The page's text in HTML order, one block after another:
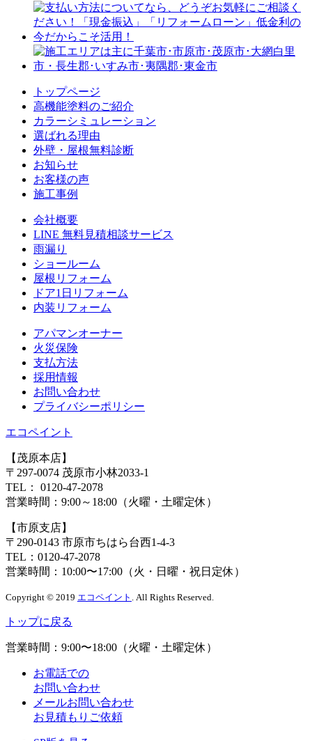
トップページ
⾼機能塗料のご紹介
カラーシミュレーション
選ばれる理由
外壁・屋根無料診断
お知らせ
お客様の声
施⼯事例
会社概要
LINE 無料⾒積相談サービス
⾬漏り
ショールーム
屋根リフォーム
ドア1⽇リフォーム
内装リフォーム
アパマンオーナー
⽕災保険
⽀払⽅法
採⽤情報
お問い合わせ
プライバシーポリシー
エコペイント
【茂原本店】
〒297-0074 茂原市小林2033-1
TEL：
0120-47-2078
営業時間： 9:00～18:00（火曜・土曜定休）
【市原支店】
〒290-0143 市原市ちはら台西1-4-3
TEL： 0120-47-2078
営業時間： 10:00〜17:00（火・日曜・祝日定休）
Copyright © 2019 エコペイント . All Rights Reserved.
トップに戻る
営業時間： 9:00〜18:00（火曜・土曜定休）
お電話での
お問い合わせ
メールお問い合わせ
お見積もりご依頼